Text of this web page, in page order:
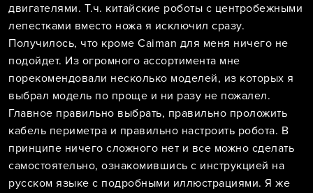
двигателями. Т.ч. китайские роботы с центробежными
лепестками вместо ножа я исключил сразу.
Получилось, что кроме Caiman для меня ничего не
подойдет. Из огромного ассортимента мне
порекомендовали несколько моделей, из которых я
выбрал модель по проще и ни разу не пожалел.
Главное правильно выбрать, правильно проложить
кабель периметра и правильно настроить робота. В
принципе ничего сложного нет и все можно сделать
самостоятельно, ознакомившись с инструкцией на
русском языке с подробными иллюстрациями. Я же